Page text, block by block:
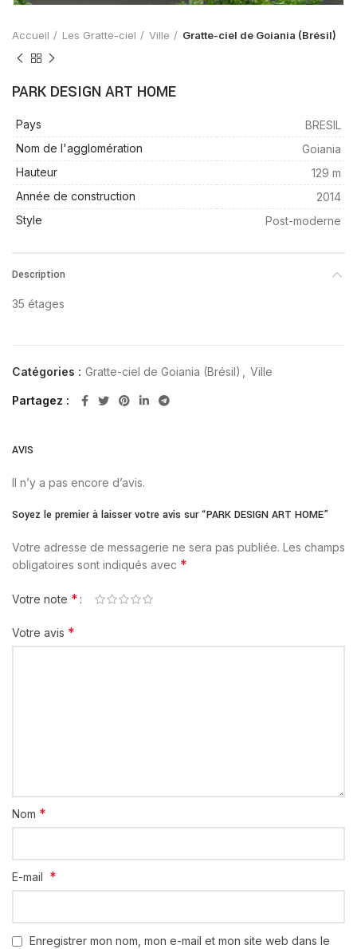
Accueil Les Gratte-ciel Ville Gratte-ciel de Goiania (Brésil)
PARK DESIGN ART HOME
Pays
BRESIL
Nom de l'agglomération
Goiania
Hauteur
129 m
Année de construction
2014
Style
Post-moderne
Description
35 étages
Catégories : Gratte-ciel de Goiania (Brésil) Ville
Partagez
AVIS
Il n’y a pas encore d’avis.
Soyez le premier à laisser votre avis sur “PARK DESIGN ART HOME”
Votre adresse de messagerie ne sera pas publiée. Les champs
obligatoires sont indiqués avec *
Votre note *
Votre avis *
Nom *
E-mail *
Enregistrer mon nom, mon e-mail et mon site web dans le